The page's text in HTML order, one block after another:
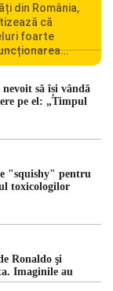
din România,
că
foarte
se confruntă
de vedere
să își vândă
pe el: „Timpul
"squishy" pentru
toxicologilor
Ronaldo şi
Imaginile au